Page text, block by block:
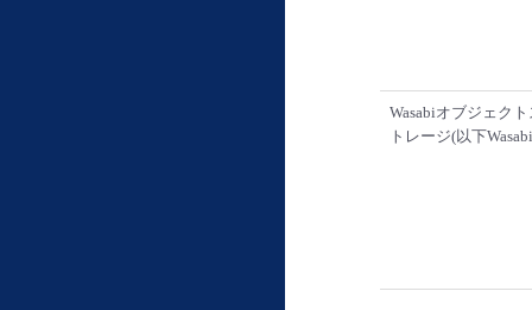
Wasabiオブジェクト
トレージ(以下